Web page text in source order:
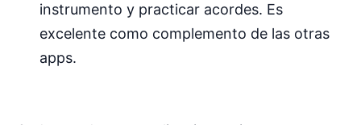
instrumento y practicar acordes. Es
excelente como complemento de las otras
apps.